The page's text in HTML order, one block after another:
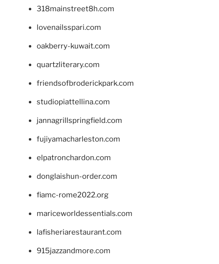
318mainstreet8h.com
lovenailsspari.com
oakberry-kuwait.com
quartzliterary.com
friendsofbroderickpark.com
studiopiattellina.com
jannagrillspringfield.com
fujiyamacharleston.com
elpatronchardon.com
donglaishun-order.com
fiamc-rome2022.org
mariceworldessentials.com
lafisheriarestaurant.com
915jazzandmore.com